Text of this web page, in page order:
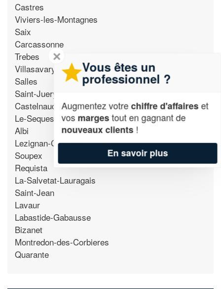
Castres
Viviers-les-Montagnes
Saix
Carcassonne
Trebes
Villasavary
Salles
Saint-Juery
Castelnaudary
Le-Sequestre
Albi
Lezignan-Corbieres
Soupex
Requista
La-Salvetat-Lauragais
Saint-Jean
Lavaur
Labastide-Gabausse
Bizanet
Montredon-des-Corbieres
Quarante
✕
Vous êtes un
professionnel ?
Augmentez votrechiffre d'affaireset
vos margestout en gagnant de
nouveaux clients!
En savoir plus